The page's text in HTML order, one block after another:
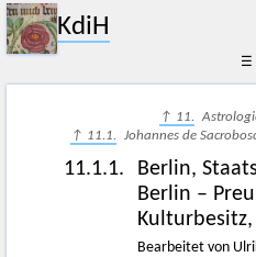
KdiH
☰
↑ 11.
↑ 11.1. Johannes de
11.1.1.
Berlin,
Berlin –
Bearbeitet von